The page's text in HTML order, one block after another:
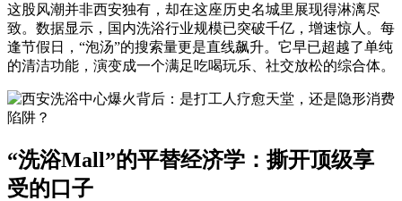
这股风潮并非西安独有，却在这座历史名城里展现得淋漓尽
致。数据显示，国内洗浴行业规模已突破千亿，增速惊人。每
逢节假日，“泡汤”的搜索量更是直线飙升。它早已超越了单纯
的清洁功能，演变成一个满足吃喝玩乐、社交放松的综合体。
“洗浴Mall”的平替经济学：撕开顶级享
受的口子